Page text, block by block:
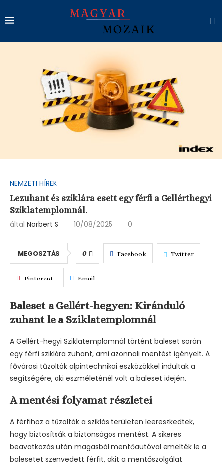
NEMZETI HÍREK
Lezuhant és sziklára esett egy férfi a Gellérthegyi
Sziklatemplomnál.
által Norbert S 10/08/2025 0
MEGOSZTÁS 0 Facebook Twitter
Pinterest Email
Baleset a Gellért-hegyen: Kiránduló
zuhant le a Sziklatemplomnál
A Gellért-hegyi Sziklatemplomnál történt baleset során
egy férfi sziklára zuhant, ami azonnali mentést igényelt. A
fővárosi tűzoltók alpintechnikai eszközökkel indultak a
segítségére, aki eszméleténél volt a baleset idején.
A mentési folyamat részletei
A férfihoz a tűzoltók a sziklás területen leereszkedtek,
hogy biztosítsák a biztonságos mentést. A sikeres
beavatkozás után magasból mentőautóval emelték le a
balesetet szenvedett férfit, akit a mentőszolgálat